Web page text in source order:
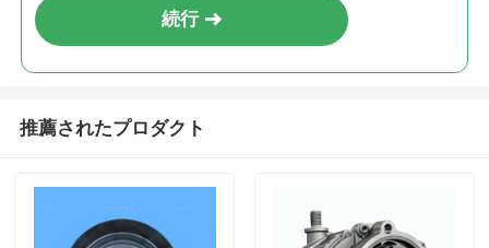
続行
推薦されたプロダクト